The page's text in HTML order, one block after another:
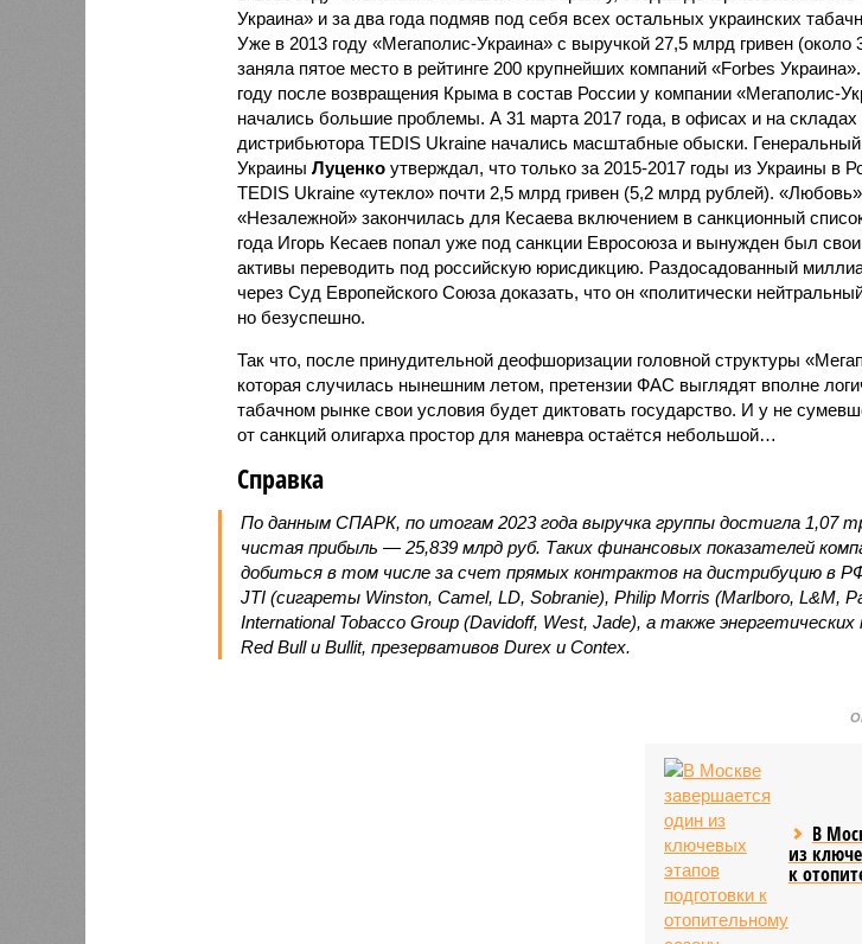
Украина» и за два года подмяв под себя всех остальных украинских
Уже в 2013 году «Мегаполис-Украина» с выручкой 27,5 млрд гривен (около
заняла пятое место в рейтинге 200 крупнейших компаний «Forbes
году после возвращения Крыма в состав России у компании «Мегаполис-
начались большие проблемы. А 31 марта 2017 года, в офисах и на складах
дистрибьютора TEDIS Ukraine начались масштабные обыски. Генеральный
Украины Луценко утверждал, что только за 2015-2017 годы из Украины в
TEDIS Ukraine «утекло» почти 2,5 млрд гривен (5,2 млрд рублей).
«Незалежной» закончилась для Кесаева включением в санкционный
года Игорь Кесаев попал уже под санкции Евросоюза и вынужден был свои
активы переводить под российскую юрисдикцию. Раздосадованный
через Суд Европейского Союза доказать, что он «политически
но безуспешно.
Так что, после принудительной деофшоризации головной структуры
которая случилась нынешним летом, претензии ФАС выглядят вполне
табачном рынке свои условия будет диктовать государство. И у не
от санкций олигарха простор для маневра остаётся небольшой…
Справка
По данным СПАРК, по итогам 2023 года выручка группы достигла 1,07
чистая прибыль — 25,839 млрд руб. Таких финансовых показателей
добиться в том числе за счет прямых контрактов на дистрибуцию в
JTI (сигареты Winston, Camel, LD, Sobranie), Philip Morris (Mаrlboro, L&M,
International Tobacco Group (Davidoff, West, Jade), а также энергетических
Red Bull и Bullit, презервативов Durex и Contex.
В
из
к